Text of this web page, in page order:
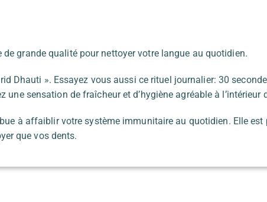
grande qualité pour nettoyer votre langue au quotidien.
Dhauti ». Essayez vous aussi ce rituel journalier: 30
sensation de fraîcheur et d’hygiène agréable à l’intérieur
à affaiblir votre système immunitaire au quotidien. Elle est
que vos dents.